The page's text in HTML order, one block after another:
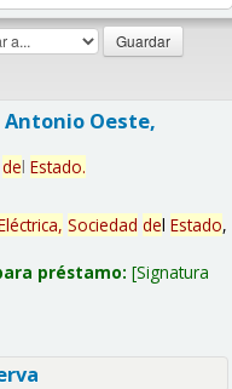
Oeste,
del Estado.
Sociedad del Estado,
préstamo: Signatura